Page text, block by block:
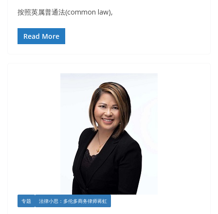
按照英属普通法(common law),
Read More
专题 法律小思：多伦多商务律师蒋虹